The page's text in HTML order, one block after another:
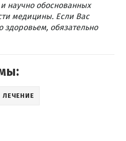
научно обоснованных
медицины. Если Вас
здоровьем, обязательно
ЛЕЧЕНИЕ